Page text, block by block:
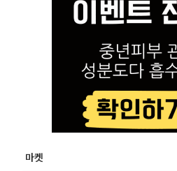
마켓